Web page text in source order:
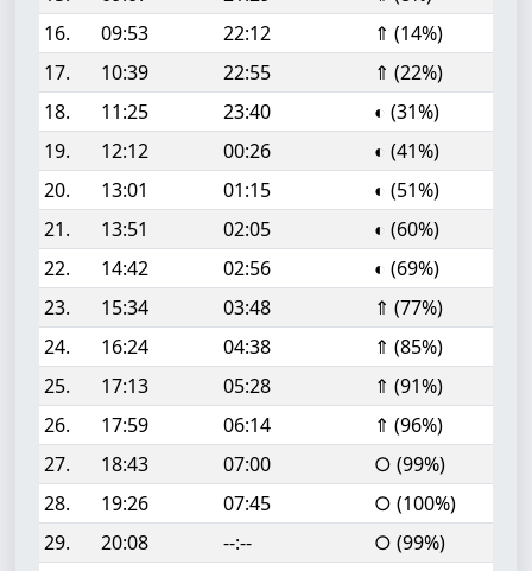
16.
09:53 22:12
⇑ (14%)
17.
10:39 22:55
⇑ (22%)
18.
11:25 23:40
◐ (31%)
19.
12:12 00:26
◐ (41%)
20.
13:01 01:15
◐ (51%)
21.
13:51 02:05
◐ (60%)
22.
14:42 02:56
◐ (69%)
23.
15:34 03:48
⇑ (77%)
24.
16:24 04:38
⇑ (85%)
25.
17:13 05:28
⇑ (91%)
26.
17:59 06:14
⇑ (96%)
27.
18:43 07:00
○ (99%)
28.
19:26 07:45
○ (100%)
29.
20:08 --:--
○ (99%)